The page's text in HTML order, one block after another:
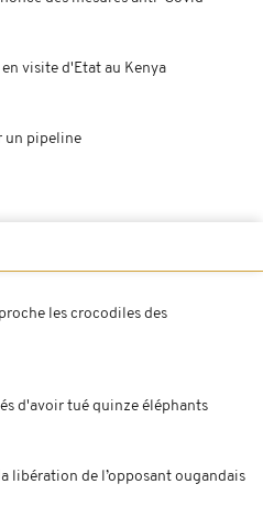
en visite d'Etat au Kenya
un pipeline
les crocodiles des
d'avoir tué quinze éléphants
libération de l’opposant ougandais